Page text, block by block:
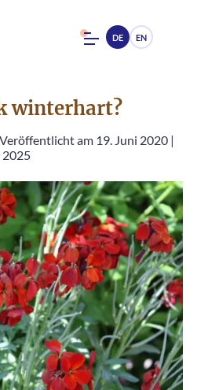
DE EN
winterhart?
Veröffentlicht am 19. Juni 2020 |
2025